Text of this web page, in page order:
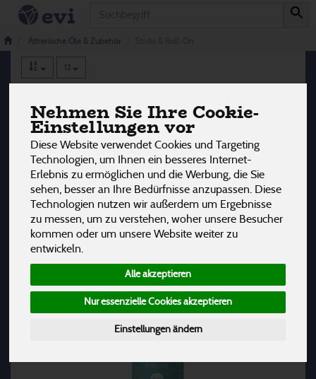
Nehmen Sie Ihre Cookie-
Einstellungen vor
Diese Website verwendet Cookies und Targeting
Technologien, um Ihnen ein besseres Internet-
Erlebnis zu ermöglichen und die Werbung, die Sie
sehen, besser an Ihre Bedürfnisse anzupassen. Diese
Technologien nutzen wir außerdem um Ergebnisse
zu messen, um zu verstehen, woher unsere Besucher
kommen oder um unsere Website weiter zu
entwickeln.
Alle akzeptieren
Nur essenzielle Cookies akzeptieren
Einstellungen ändern
Ätherische Öle & Zubehör
Sticks & Roll-On
12